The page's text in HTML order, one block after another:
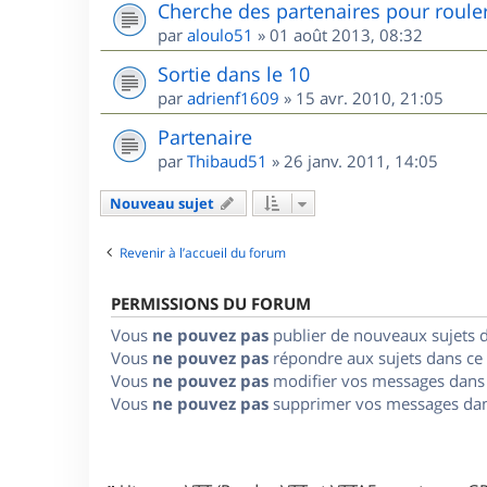
Cherche des partenaires pour
par aloulo51 » 01 août 2013, 08:32
Sortie dans le 10
par adrienf1609 » 15 avr. 2010, 21:05
Partenaire
par Thibaud51 » 26 janv. 2011, 14:05
Nouveau sujet
Revenir à l’accueil du forum
PERMISSIONS DU FORUM
Vous ne pouvez pas publier de nouveaux sujets
Vous ne pouvez pas répondre aux sujets dans
Vous ne pouvez pas modifier vos messages
Vous ne pouvez pas supprimer vos messages